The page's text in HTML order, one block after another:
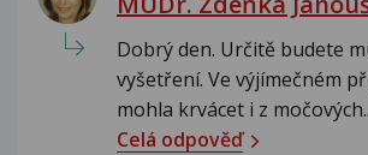
Dobrý den. Určitě budete
vyšetření. Ve výjímečném
mohla krvácet i z
Celá odpověď